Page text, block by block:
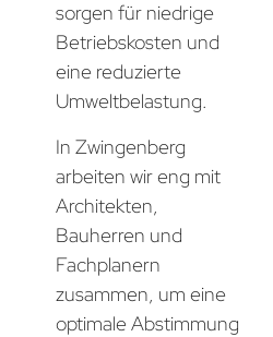
sorgen für niedrige
Betriebskosten und
eine reduzierte
Umweltbelastung.
In Zwingenberg
arbeiten wir eng mit
Architekten,
Bauherren und
Fachplanern
zusammen, um eine
optimale Abstimmung